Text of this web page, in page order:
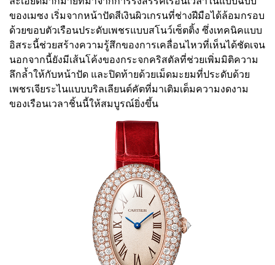
ของเมซง เริ่มจากหน้าปัดสีเงินผิวเกรนที่ช่างฝีมือได้ล้อมกรอบ
ด้วยขอบตัวเรือนประดับเพชรแบบสโนว์เซ็ตติ้ง ซึ่งเทคนิคแบบ
อิสระนี้ช่วยสร้างความรู้สึกของการเคลื่อนไหวที่เห็นได้ชัดเจน
นอกจากนี้ยังมีเส้นโค้งของกระจกคริสตัลที่ช่วยเพิ่มมิติความ
ลึกล้ำให้กับหน้าปัด และปิดท้ายด้วยเม็ดมะยมที่ประดับด้วย
เพชรเจียระไนแบบบริลเลียนต์คัตที่มาเติมเต็มความงดงาม
ของเรือนเวลาชิ้นนี้ให้สมบูรณ์ยิ่งขึ้น